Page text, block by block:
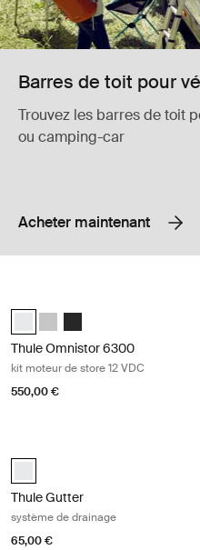
Barres de toit pour
Trouvez les barres de toit
ou camping-car
Acheter maintenant
Thule Motor Kit TO 6300 Blanc
Thule Motor Kit TO 6300
Thule Motor Kit TO
Thule Omnistor 6300
kit moteur de store 12 VDC
550,00 €
white (selected)
Thule Gutter
système de drainage
65,00 €